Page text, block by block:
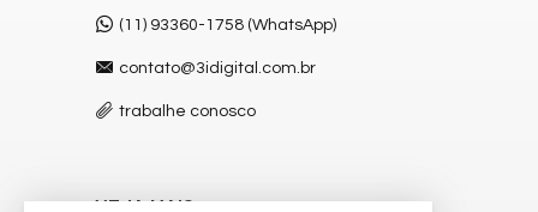
(11) 93360-1758 (WhatsApp)
contato@3idigital.com.br
trabalhe conosco